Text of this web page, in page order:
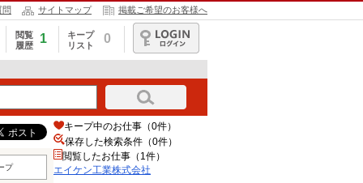
問 サイトマップ 掲載ご希望のお客様へ
閲覧
履歴
1
キープ
リスト
0
ログイン
プ
キープ中のお仕事（0件）
保存した検索条件（0件）
閲覧したお仕事（1件）
エイケン工業株式会社